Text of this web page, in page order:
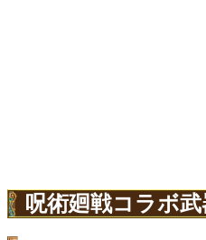
呪術廻戦コラボ